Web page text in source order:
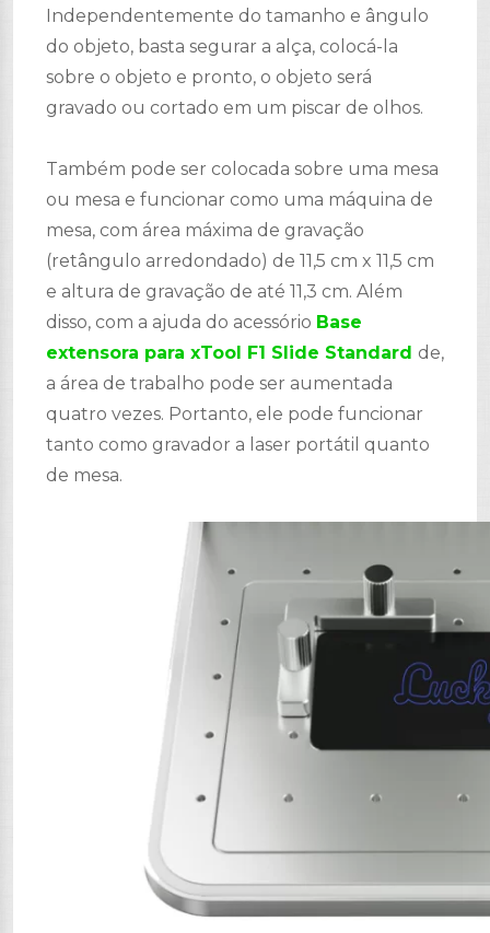
Independentemente do tamanho e ângulo
do objeto, basta segurar a alça, colocá-la
sobre o objeto e pronto, o objeto será
gravado ou cortado em um piscar de olhos.
Também pode ser colocada sobre uma mesa
ou mesa e funcionar como uma máquina de
mesa, com área máxima de gravação
(retângulo arredondado) de 11,5 cm x 11,5 cm
e altura de gravação de até 11,3 cm. Além
disso, com a ajuda do acessório Base
extensora para xTool F1 Slide Standard de,
a área de trabalho pode ser aumentada
quatro vezes. Portanto, ele pode funcionar
tanto como gravador a laser portátil quanto
de mesa.